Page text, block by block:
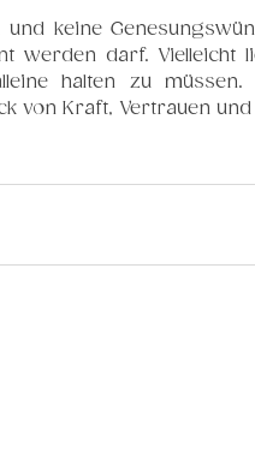
und keine
werden darf. Vielleicht
halten zu
von Kraft, Vertrauen